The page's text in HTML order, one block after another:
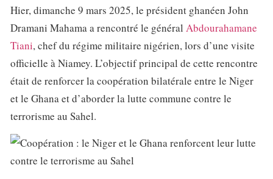
Hier, dimanche 9 mars 2025, le président ghanéen John
Dramani Mahama a rencontré le général Abdourahamane
Tiani, chef du régime militaire nigérien, lors d’une visite
officielle à Niamey. L’objectif principal de cette rencontre
était de renforcer la coopération bilatérale entre le Niger
et le Ghana et d’aborder la lutte commune contre le
terrorisme au Sahel.